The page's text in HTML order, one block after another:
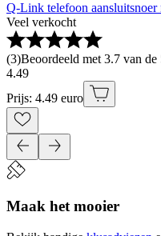
Q-Link telefoon
Veel verkocht
(3)Beoordeeld met 3.7 van
4.49
Prijs: 4.49 euro
Maak het mooier